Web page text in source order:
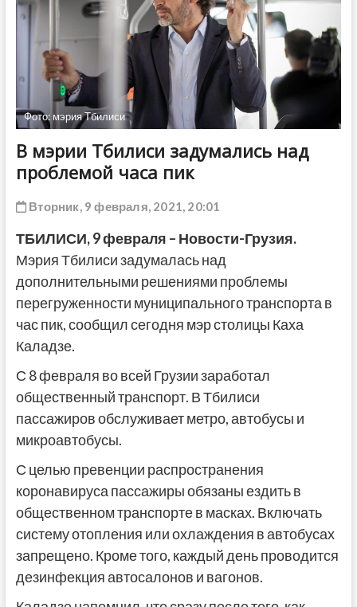
Фото: мэрия Тбилиси
В мэрии Тбилиси задумались над
проблемой часа пик
Вторник, 9 февраля, 2021, 20:01
ТБИЛИСИ,9 февраля – Новости-Грузия.
Мэрия Тбилиси задумалась над
дополнительными решениями проблемы
перегруженности муниципального транспорта в
час пик, сообщил сегодня мэр столицы Каха
Каладзе.
С 8 февраля во всей Грузии заработал
общественный транспорт. В Тбилиси
пассажиров обслуживает метро, автобусы и
микроавтобусы.
С целью превенции распространения
коронавируса пассажиры обязаны ездить в
общественном транспорте в масках. Включать
систему отопления или охлаждения в автобусах
запрещено. Кроме того, каждый день проводится
дезинфекция автосалонов и вагонов.